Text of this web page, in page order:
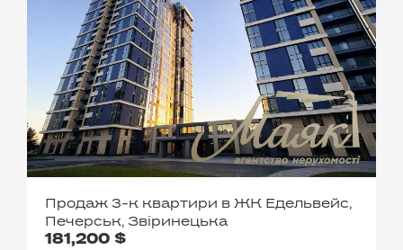
181,200 $
Продаж 3-к квартири в ЖК Едельвейс,
Печерськ, Звіринецька